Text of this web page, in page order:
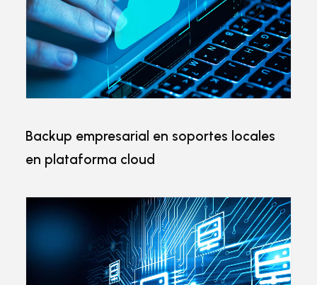
Backup empresarial en soportes locales
en plataforma cloud